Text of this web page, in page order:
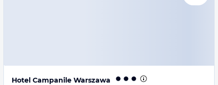
Hotel Campanile Warszawa